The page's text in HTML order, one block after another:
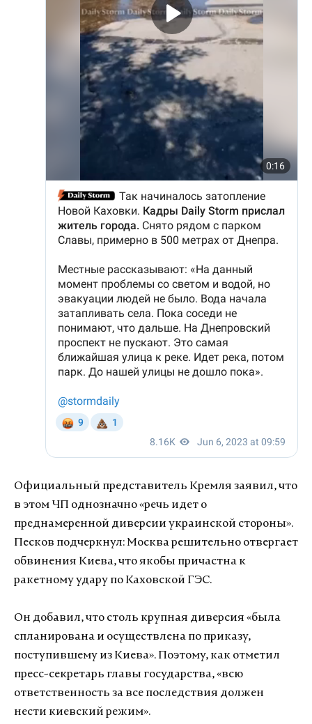
Официальный представитель Кремля заявил, что
в этом ЧП однозначно «речь идет о
преднамеренной диверсии украинской стороны».
Песков подчеркнул: Москва решительно отвергает
обвинения Киева, что якобы причастна к
ракетному удару по Каховской ГЭС.
Он добавил, что столь крупная диверсия «была
спланирована и осуществлена по приказу,
поступившему из Киева». Поэтому, как отметил
пресс-секретарь главы государства, «всю
ответственность за все последствия должен
нести киевский режим».